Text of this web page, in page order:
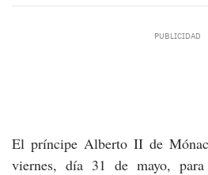
El príncipe Alberto II de
viernes, día 31 de mayo,